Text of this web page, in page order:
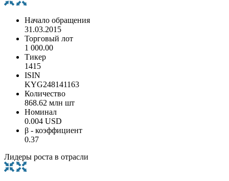
Начало обращения
31.03.2015
Торговый лот
1 000.00
Тикер
1415
ISIN
KYG248141163
Количество
868.62 млн шт
Номинал
0.004 USD
β - коэффициент
0.37
Лидеры роста в отрасли